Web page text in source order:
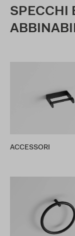
SPECCHI
ACCESSORI